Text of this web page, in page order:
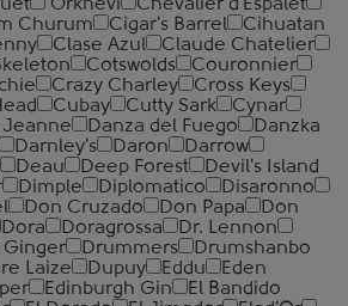
Orkhevi
Chevalier d'Espalet
Churum Cigar's Barrel
Cihuatan
Clase Azul
Claude Chatelier
Cotswolds
Couronnier
Crazy Charley
Cross Keys
Cubay Cutty Sark
Cynar
Jeanne Danza del Fuego
Danzka
Darnley's Daron
Darrow
Deau Deep Forest
Devil's Island
Dimple Diplomatico
Disaronno
Don Cruzado Don Papa
Don
Dora Doragrossa
Dr. Lennon
Ginger Drummers
Drumshanbo
Laize Dupuy Eddu
Eden
Edinburgh Gin
El Bandido